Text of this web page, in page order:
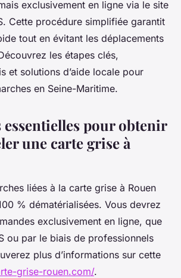
exclusivement en ligne via le site
Cette procédure simplifiée garantit
tout en évitant les déplacements
les étapes clés,
et solutions d’aide locale pour
en Seine-Maritime.
essentielles pour obtenir
une carte grise à
liées à la carte grise à Rouen
% dématérialisées. Vous devrez
exclusivement en ligne, que
ou par le biais de professionnels
plus d’informations sur cette
grise-rouen.com/.